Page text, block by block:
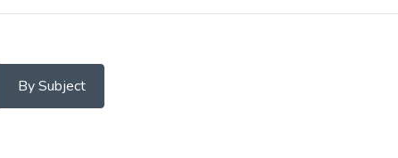
By Subject
"Інноваційні